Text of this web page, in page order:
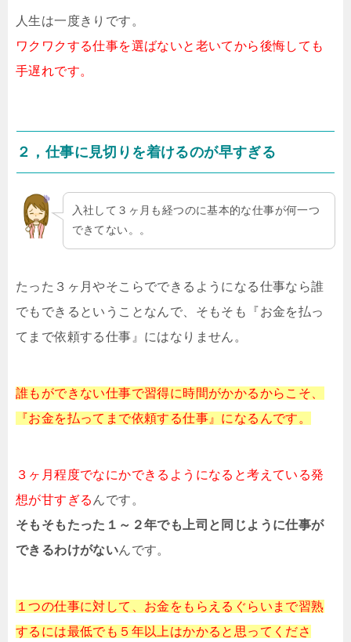
人生は一度きりです。
ワクワクする仕事を選ばないと老いてから後悔しても
手遅れです。
２，仕事に見切りを着けるのが早すぎる
入社して３ヶ月も経つのに基本的な仕事が何一つ
できてない。。
たった３ヶ月やそこらでできるようになる仕事なら誰
でもできるということなんで、そもそも『お金を払っ
てまで依頼する仕事』にはなりません。
誰もができない仕事で習得に時間がかかるからこそ、
『お金を払ってまで依頼する仕事』になるんです。
３ヶ月程度でなにかできるようになると考えている発
想が甘すぎる んです。
そもそもたった１～２年でも上司と同じように仕事が
できるわけがないんです。
１つの仕事に対して、お金をもらえるぐらいまで習熟
するには最低でも５年以上はかかると思ってくださ